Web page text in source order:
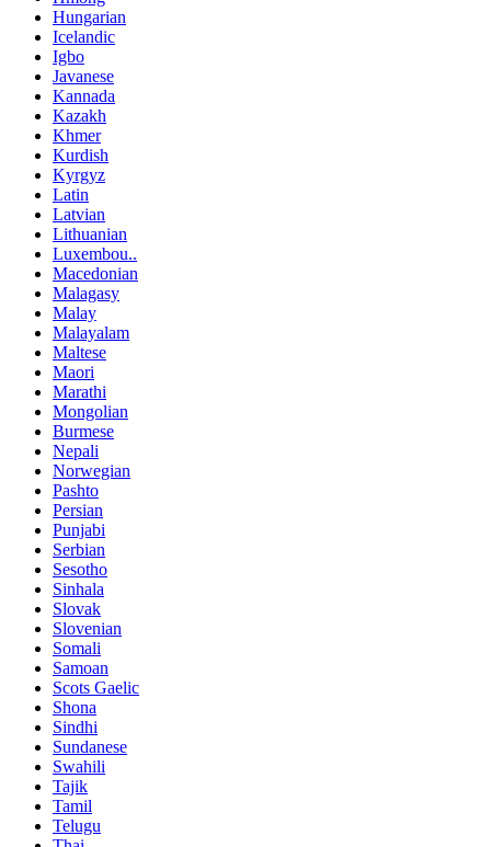
Hungarian
Icelandic
Igbo
Javanese
Kannada
Kazakh
Khmer
Kurdish
Kyrgyz
Latin
Latvian
Lithuanian
Luxembou..
Macedonian
Malagasy
Malay
Malayalam
Maltese
Maori
Marathi
Mongolian
Burmese
Nepali
Norwegian
Pashto
Persian
Punjabi
Serbian
Sesotho
Sinhala
Slovak
Slovenian
Somali
Samoan
Scots Gaelic
Shona
Sindhi
Sundanese
Swahili
Tajik
Tamil
Telugu